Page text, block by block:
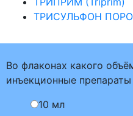
ТРИСУЛЬФОН
Во флаконах какого
инъекционные препараты
10 мл